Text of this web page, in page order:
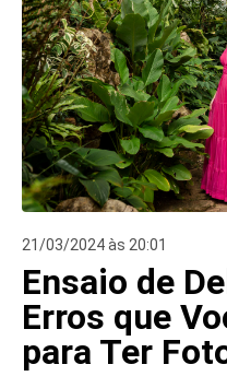
21/03/2024 às 20:01
Ensaio de
Erros que
para Ter